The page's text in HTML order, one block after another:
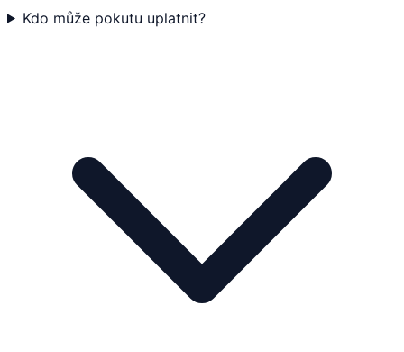
Kdo může pokutu uplatnit?